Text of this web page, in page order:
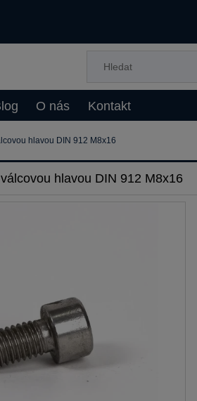
O nás Kontakt
hlavou DIN 912 M8x16
hlavou DIN 912 M8x16